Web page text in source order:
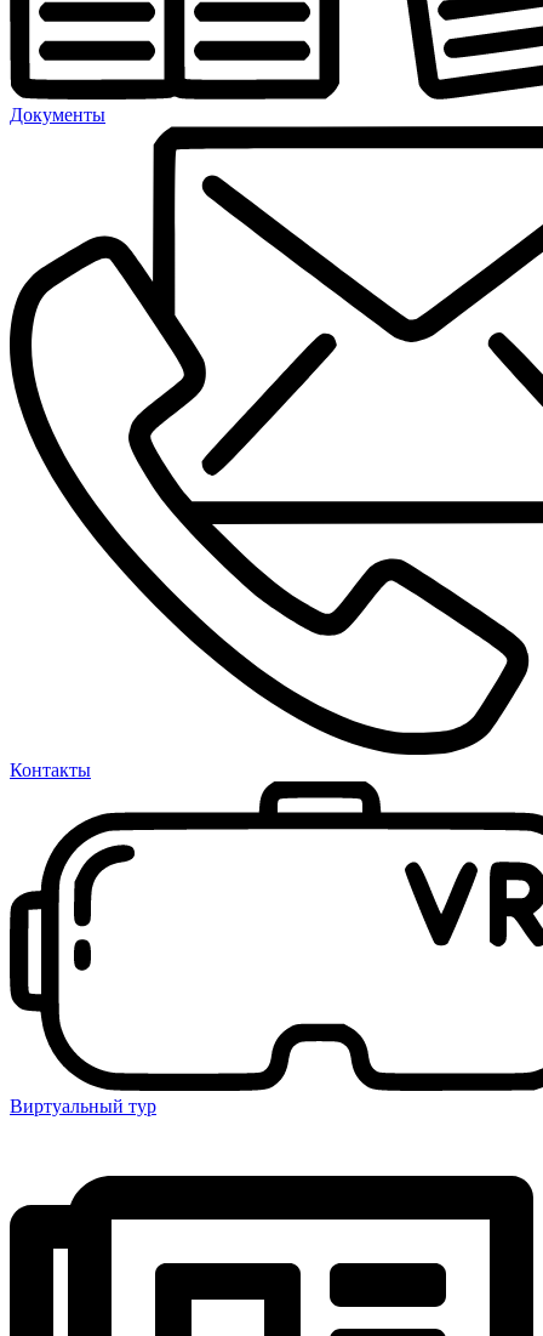
Документы
Контакты
Виртуальный тур